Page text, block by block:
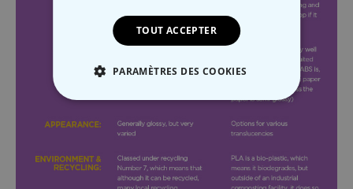
TOUT ACCEPTER
PARAMÈTRES DES COOKIES
STRICTEMENT NÉCESSAIRE
COMMERCIALISATION